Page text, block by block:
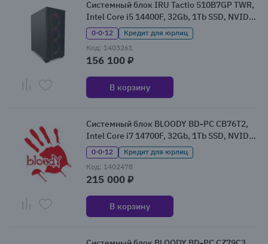
Системный блок IRU Tactio 510B7GP TWR,
Intel Core i5 14400F, 32Gb, 1Tb SSD, NVIDIA
GeForce RTX 5060Ti, Без ОС (2146237)
0·0·12
Кредит для юрлиц
Код: 1403261
156 100 ₽
В корзину
Системный блок BLOODY BD-PC CB76T2,
Intel Core i7 14700F, 32Gb, 1Tb SSD, NVIDIA
GeForce RTX 5070, W11 (2141987)
0·0·12
Кредит для юрлиц
Код: 1402478
215 000 ₽
В корзину